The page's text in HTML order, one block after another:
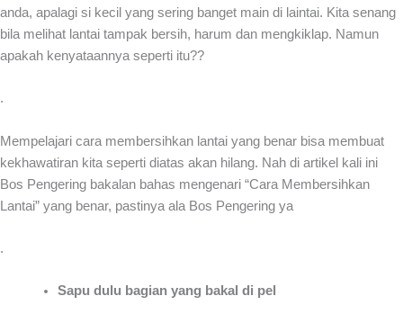
anda, apalagi si kecil yang sering banget main di laintai. Kita senang
bila melihat lantai tampak bersih, harum dan mengkiklap. Namun
apakah kenyataannya seperti itu??
.
Mempelajari cara membersihkan lantai yang benar bisa membuat
kekhawatiran kita seperti diatas akan hilang. Nah di artikel kali ini
Bos Pengering bakalan bahas mengenari “Cara Membersihkan
Lantai” yang benar, pastinya ala Bos Pengering ya
.
Sapu dulu bagian yang bakal di pel